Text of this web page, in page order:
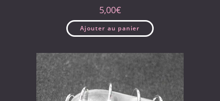
5,00€
Ajouter au panier